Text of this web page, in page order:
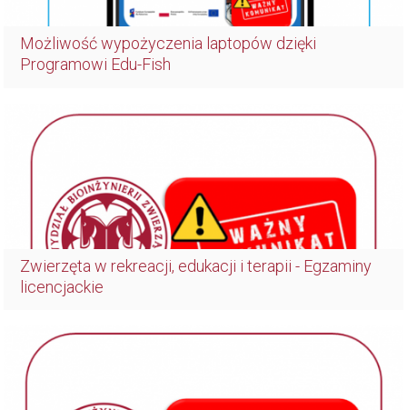
Możliwość wypożyczenia laptopów dzięki
Programowi Edu-Fish
Zwierzęta w rekreacji, edukacji i terapii - Egzaminy
licencjackie